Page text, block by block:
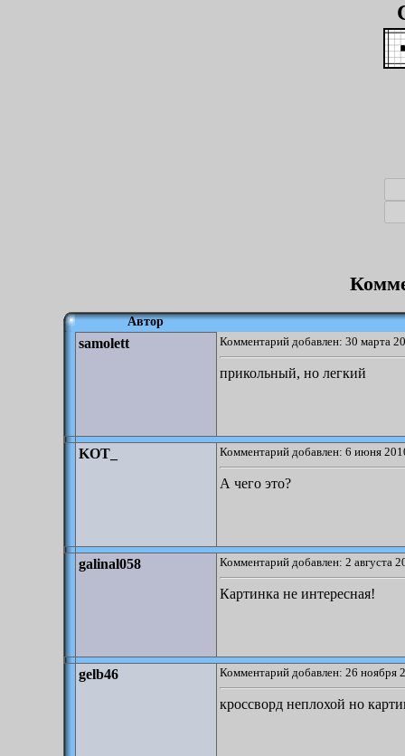
Автор
samolett Комментарий добавлен: 30 марта
прикольный, но легкий
KOT_ Комментарий добавлен: 6 июня
А чего это?
galinal058 Комментарий добавлен: 2 августа
Картинка не интересная!
gelb46 Комментарий добавлен: 26 ноября
кроссворд неплохой но